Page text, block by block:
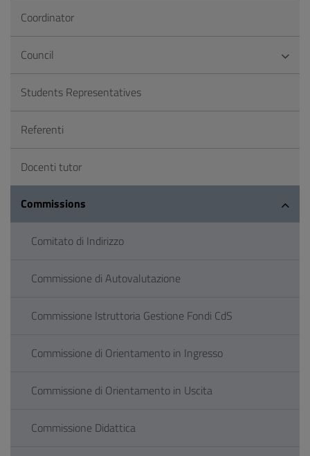
Coordinator
Council
Students Representatives
Referenti
Docenti tutor
Commissions
Comitato di Indirizzo
Commissione di Autovalutazione
Commissione Istruttoria Gestione Fondi CdS
Commissione di Orientamento in Ingresso
Commissione di Orientamento in Uscita
Commissione Didattica